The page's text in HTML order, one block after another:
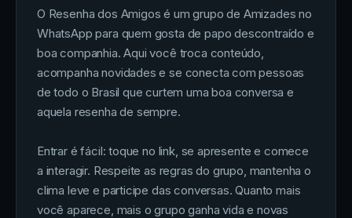
O Resenha dos Amigos é um grupo de Amizades no
WhatsApp para quem gosta de papo descontraído e
boa companhia. Aqui você troca conteúdo,
acompanha novidades e se conecta com pessoas
de todo o Brasil que curtem uma boa conversa e
aquela resenha de sempre.
Entrar é fácil: toque no link, se apresente e comece
a interagir. Respeite as regras do grupo, mantenha o
clima leve e participe das conversas. Quanto mais
você aparece, mais o grupo ganha vida e novas